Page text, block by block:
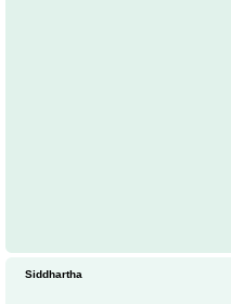
Siddhartha